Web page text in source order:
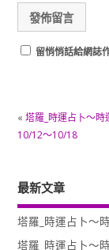
留悄悄話給網誌
« 塔羅_時運占卜～時
10/12～10/18
最新文章
塔羅_時運占卜～
塔羅_時運占卜～